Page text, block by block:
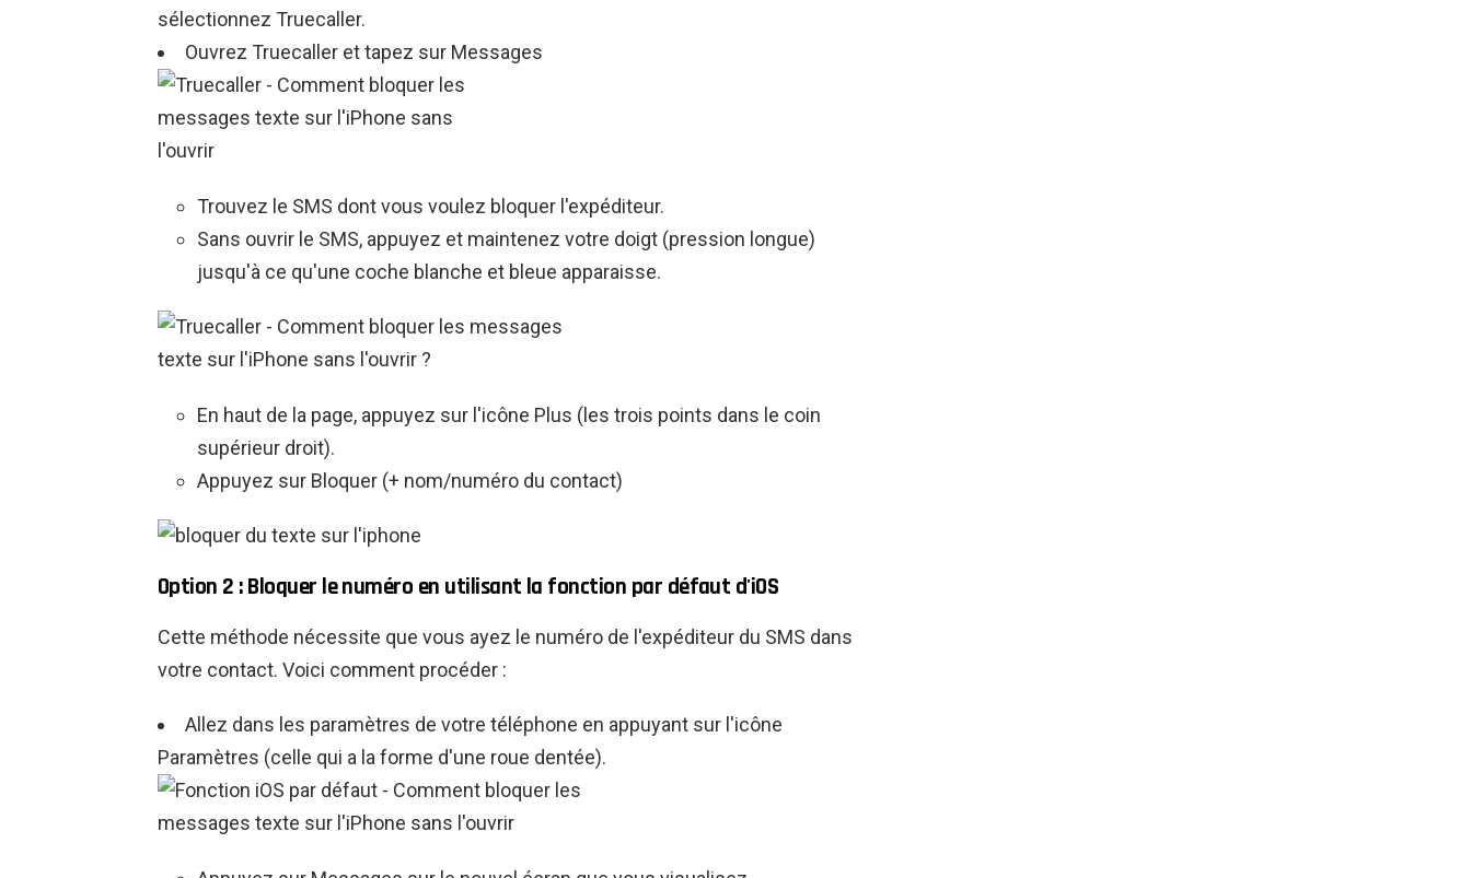
sélectionnez Truecaller.
Ouvrez Truecaller et tapez sur Messages
Trouvez le SMS dont vous voulez bloquer l'expéditeur.
Sans ouvrir le SMS, appuyez et maintenez votre doigt (pression longue)
jusqu'à ce qu'une coche blanche et bleue apparaisse.
En haut de la page, appuyez sur l'icône Plus (les trois points dans le coin
supérieur droit).
Appuyez sur Bloquer (+ nom/numéro du contact)
Option 2 : Bloquer le numéro en utilisant la fonction par défaut d'iOS
Cette méthode nécessite que vous ayez le numéro de l'expéditeur du SMS dans
votre contact. Voici comment procéder :
Allez dans les paramètres de votre téléphone en appuyant sur l'icône
Paramètres (celle qui a la forme d'une roue dentée).